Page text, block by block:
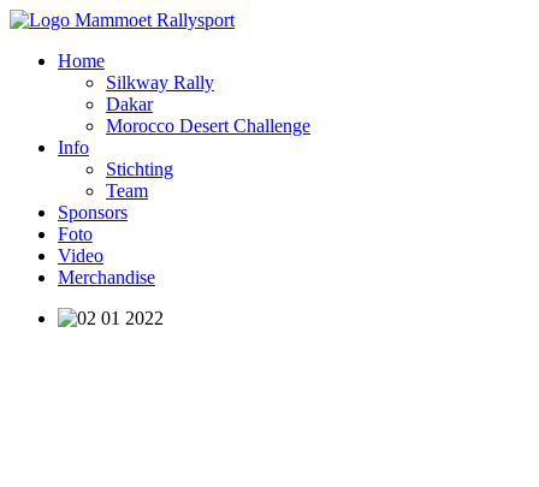
Home
Silkway Rally
Dakar
Morocco Desert Challenge
Info
Stichting
Team
Sponsors
Foto
Video
Merchandise